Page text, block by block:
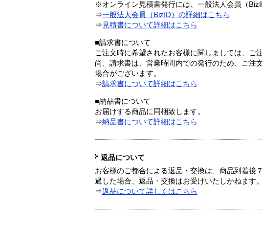
※オンライン見積書発行には、一般法人会員（
⇒一般法人会員（BizID）の詳細はこちら
⇒ 見積書について詳細はこちら
■請求書について
ご注文時に希望されたお客様に関しましては、ご
尚、請求書は、営業時間内での発行のため、ご注
場合がございます。
⇒請求書について詳細はこちら
■納品書について
お届けする商品に同梱致します。
⇒納品書について詳細はこちら
返品について
お客様のご都合による返品・交換は、商品到着後
過した場合、返品・交換はお受けいたしかねます。
⇒返品について詳しくはこちら